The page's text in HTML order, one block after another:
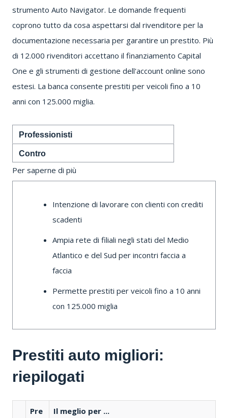
strumento Auto Navigator. Le domande frequenti
coprono tutto da cosa aspettarsi dal rivenditore per la
documentazione necessaria per garantire un prestito. Più
di 12.000 rivenditori accettano il finanziamento Capital
One e gli strumenti di gestione dell'account online sono
estesi. La banca consente prestiti per veicoli fino a 10
anni con 125.000 miglia.
Professionisti
Contro
Per saperne di più
Intenzione di lavorare con clienti con crediti
scadenti
Ampia rete di filiali negli stati del Medio
Atlantico e del Sud per incontri faccia a
faccia
Permette prestiti per veicoli fino a 10 anni
con 125.000 miglia
Prestiti auto migliori:
riepilogati
Pre
Il meglio per ...